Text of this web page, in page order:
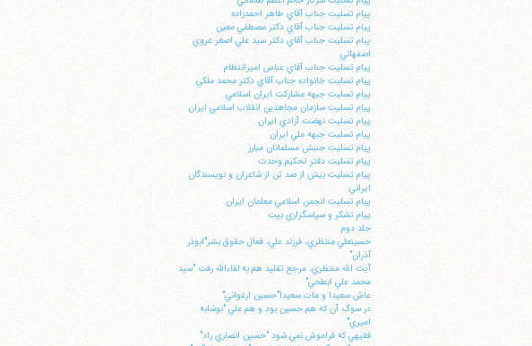
پيام تسليت جناب آقاي طاهر احمدزاده
پيام تسليت جناب آقاي دكتر مصطفي معين
پيام تسليت جناب آقاي دكتر سيد علي اصغر غروي
اصفهاني
پيام تسليت جناب آقاي عباس اميرانتظام
پيام تسليت خانواده جناب آقاي دكتر محمد ملكي
پيام تسليت جبهه مشاركت ايران اسلامي
پيام تسليت سازمان مجاهدين انقلاب اسلامي ايران
پيام تسليت نهضت آزادي ايران
پيام تسليت جبهه ملي ايران
پيام تسليت جنبش مسلمانان مبارز
پيام تسليت دفتر تحكيم وحدت
پيام تسليت بيش از صد تن از شاعران و نويسندگان
ايراني
پيام تسليت انجمن اسلامي معلمان ايران
پيام تشكر و سپاسگزاري بيت
جلد دوم
حسينعلي منتظري، فرزند علي، فعال حقوق بشر"ابوذر
آذران"
آيت الله منتظري، مرجع تقليد هم به لقاءالله رفت "سيد
محمد علي ابطحي"
عاش سعيدا و مات سعيدا"حسين ارغواني"
در سوگ آن كه هم حسين بود و هم علي "نوشابه
اميري"
فقيهي كه فراموش نمي شود "حسين انصاري راد"